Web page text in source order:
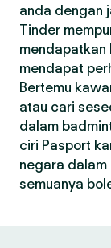
anda dengan
Tinder
mendapatkan
mendapat
Bertemu
atau cari
dalam
ciri Pasport
negara
semuanya